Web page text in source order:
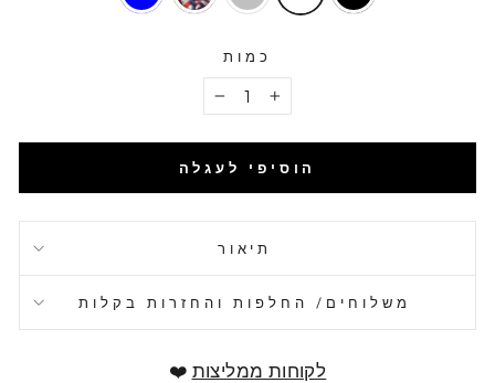
כמות
− +
הוסיפי לעגלה
תיאור
משלוחים/ החלפות והחזרות בקלות
לקוחות ממליצות ❤️